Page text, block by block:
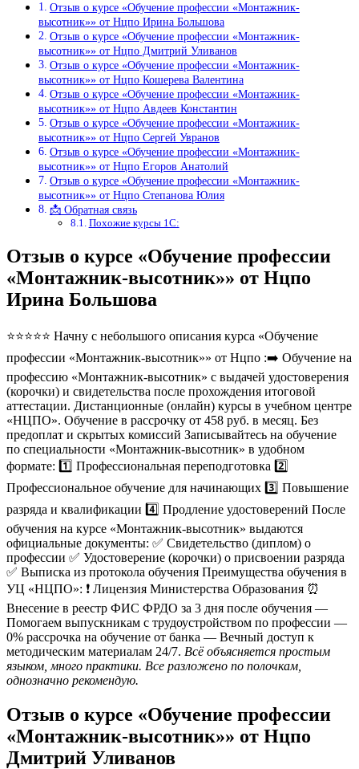
Отзыв о курсе «Обучение профессии «Монтажник-
высотник»» от Нцпо Ирина Большова
Отзыв о курсе «Обучение профессии «Монтажник-
высотник»» от Нцпо Дмитрий Уливанов
Отзыв о курсе «Обучение профессии «Монтажник-
высотник»» от Нцпо Кошерева Валентина
Отзыв о курсе «Обучение профессии «Монтажник-
высотник»» от Нцпо Авдеев Константин
Отзыв о курсе «Обучение профессии «Монтажник-
высотник»» от Нцпо Сергей Увранов
Отзыв о курсе «Обучение профессии «Монтажник-
высотник»» от Нцпо Егоров Анатолий
Отзыв о курсе «Обучение профессии «Монтажник-
высотник»» от Нцпо Степанова Юлия
📩 Обратная связь
Похожие курсы 1С:
Отзыв о курсе «Обучение профессии
«Монтажник-высотник»» от Нцпо
Ирина Большова
⭐⭐⭐⭐⭐ Начну с небольшого описания курса «Обучение
профессии «Монтажник-высотник»» от Нцпо :➡️ Обучение на
профессию «Монтажник-высотник» с выдачей удостоверения
(корочки) и свидетельства после прохождения итоговой
аттестации. Дистанционные (онлайн) курсы в учебном центре
«НЦПО». Обучение в рассрочку от 458 руб. в месяц. Без
предоплат и скрытых комиссий Записывайтесь на обучение
по специальности «Монтажник-высотник» в удобном
формате: 1️⃣ Профессиональная переподготовка 2️⃣
Профессиональное обучение для начинающих 3️⃣ Повышение
разряда и квалификации 4️⃣ Продление удостоверений После
обучения на курсе «Монтажник-высотник» выдаются
официальные документы: ✅ Свидетельство (диплом) о
профессии ✅ Удостоверение (корочки) о присвоении разряда
✅ Выписка из протокола обучения Преимущества обучения в
УЦ «НЦПО»: ❗️ Лицензия Министерства Образования ⏰
Внесение в реестр ФИС ФРДО за 3 дня после обучения —
Помогаем выпускникам с трудоустройством по профессии —
0% рассрочка на обучение от банка — Вечный доступ к
методическим материалам 24/7. Всё объясняется простым
языком, много практики. Все разложено по полочкам,
однозначно рекомендую.
Отзыв о курсе «Обучение профессии
«Монтажник-высотник»» от Нцпо
Дмитрий Уливанов